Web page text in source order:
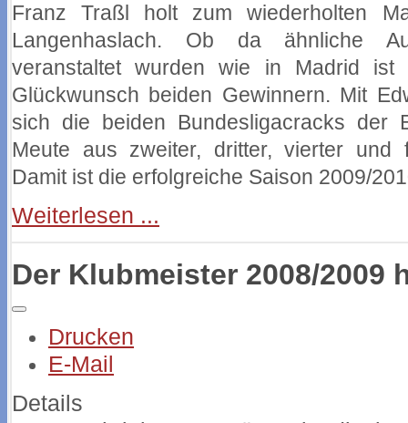
Franz Traßl holt zum wiederholten
Langenhaslach. Ob da ähnliche
veranstaltet wurden wie in Madrid ist
Glückwunsch beiden Gewinnern. Mit
sich die beiden Bundesligacracks der
Meute aus zweiter, dritter, vierter und
Damit ist die erfolgreiche Saison 2009/
Weiterlesen ...
Der Klubmeister 2008/2009
Drucken
E-Mail
Details